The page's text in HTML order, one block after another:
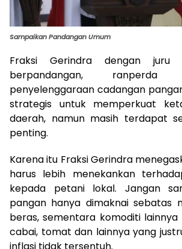
Sampaikan Pandangan Umum
Fraksi Gerindra dengan juru
berpandangan,
penyelenggaraan cadangan
strategis untuk memperkuat
daerah, namun masih terdapat
penting.
Karena itu Fraksi Gerindra
harus lebih menekankan
kepada petani lokal. Jangan
pangan hanya dimaknai sebatas
beras, sementara komoditi
cabai, tomat dan lainnya yang
inflasi tidak tersentuh.